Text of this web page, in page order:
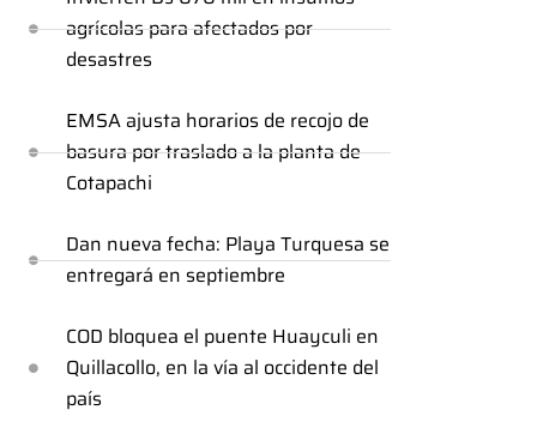
agrícolas para afectados por
desastres
EMSA ajusta horarios de recojo de
basura por traslado a la planta de
Cotapachi
Dan nueva fecha: Playa Turquesa se
entregará en septiembre
COD bloquea el puente Huayculi en
Quillacollo, en la vía al occidente del
país